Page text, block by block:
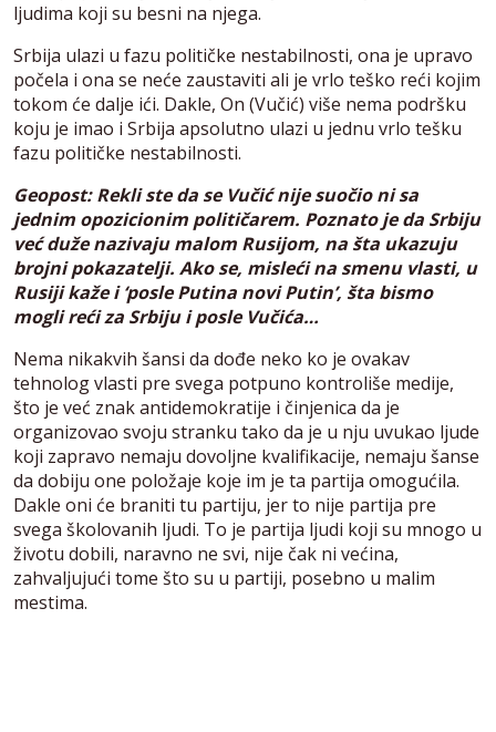
ljudima koji su besni na njega.
Srbija ulazi u fazu političke nestabilnosti, ona je upravo
počela i ona se neće zaustaviti ali je vrlo teško reći kojim
tokom će dalje ići. Dakle, On (Vučić) više nema podršku
koju je imao i Srbija apsolutno ulazi u jednu vrlo tešku
fazu političke nestabilnosti.
Geopost: Rekli ste da se Vučić nije suočio ni sa
jednim opozicionim političarem. Poznato je da Srbiju
već duže nazivaju malom Rusijom, na šta ukazuju
brojni pokazatelji. Ako se, misleći na smenu vlasti, u
Rusiji kaže i ‘posle Putina novi Putin’, šta bismo
mogli reći za Srbiju i posle Vučića…
Nema nikakvih šansi da dođe neko ko je ovakav
tehnolog vlasti pre svega potpuno kontroliše medije,
što je već znak antidemokratije i činjenica da je
organizovao svoju stranku tako da je u nju uvukao ljude
koji zapravo nemaju dovoljne kvalifikacije, nemaju šanse
da dobiju one položaje koje im je ta partija omogućila.
Dakle oni će braniti tu partiju, jer to nije partija pre
svega školovanih ljudi. To je partija ljudi koji su mnogo u
životu dobili, naravno ne svi, nije čak ni većina,
zahvaljujući tome što su u partiji, posebno u malim
mestima.